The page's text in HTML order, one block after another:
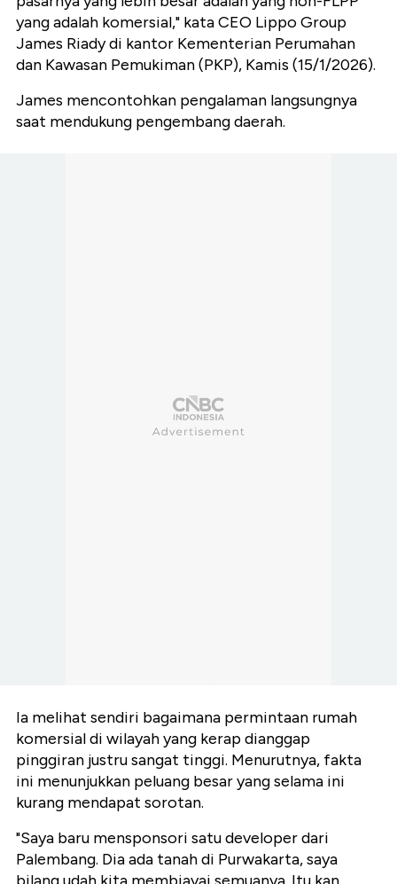
yang adalah komersial," kata CEO Lippo Group
James Riady di kantor Kementerian Perumahan
dan Kawasan Pemukiman (PKP), Kamis (15/1/2026).
James mencontohkan pengalaman langsungnya
saat mendukung pengembang daerah.
Ia melihat sendiri bagaimana permintaan rumah
komersial di wilayah yang kerap dianggap
pinggiran justru sangat tinggi. Menurutnya, fakta
ini menunjukkan peluang besar yang selama ini
kurang mendapat sorotan.
"Saya baru mensponsori satu developer dari
Palembang. Dia ada tanah di Purwakarta, saya